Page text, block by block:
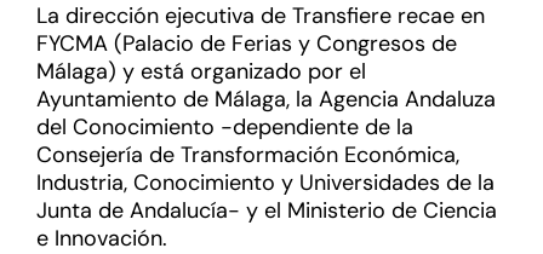
La dirección ejecutiva de Transfiere recae en
FYCMA (Palacio de Ferias y Congresos de
Málaga) y está organizado por el
Ayuntamiento de Málaga, la Agencia Andaluza
del Conocimiento -dependiente de la
Consejería de Transformación Económica,
Industria, Conocimiento y Universidades de la
Junta de Andalucía- y el Ministerio de Ciencia
e Innovación.